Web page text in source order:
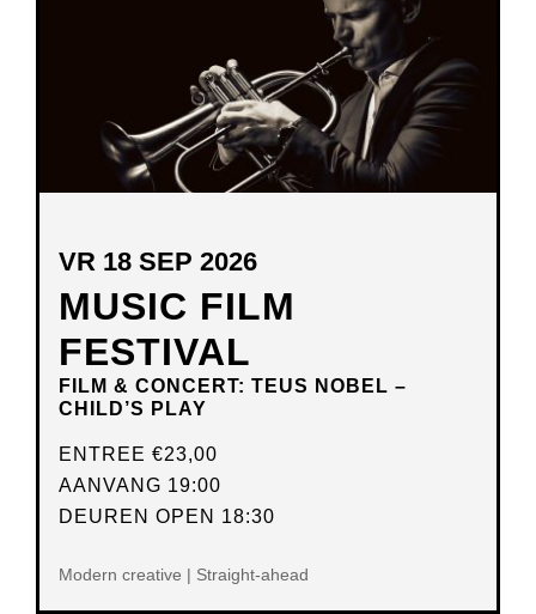
MUSIC FILM
FESTIVAL
FILM & CONCERT: TEUS NOBEL –
CHILD’S PLAY
VR 18 SEP 2026
ENTREE €23,00
AANVANG 19:00
DEUREN OPEN 18:30
Modern creative | Straight-ahead